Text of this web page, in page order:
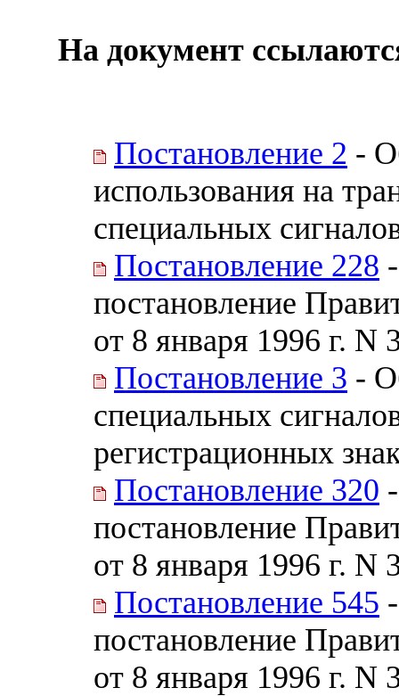
На документ
Постановление 2 -
использования на
специальных
Постановление 228
постановление
от 8 января 1996 г. N
Постановление 3 -
специальных
регистрационных
Постановление 320
постановление
от 8 января 1996 г. N
Постановление 545
постановление
от 8 января 1996 г. N